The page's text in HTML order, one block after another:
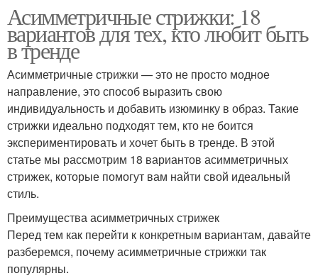
Асимметричные стрижки: 18
вариантов для тех, кто любит быть
в тренде
Асимметричные стрижки — это не просто модное
направление, это способ выразить свою
индивидуальность и добавить изюминку в образ. Такие
стрижки идеально подходят тем, кто не боится
экспериментировать и хочет быть в тренде. В этой
статье мы рассмотрим 18 вариантов асимметричных
стрижек, которые помогут вам найти свой идеальный
стиль.
Преимущества асимметричных стрижек
Перед тем как перейти к конкретным вариантам, давайте
разберемся, почему асимметричные стрижки так
популярны.